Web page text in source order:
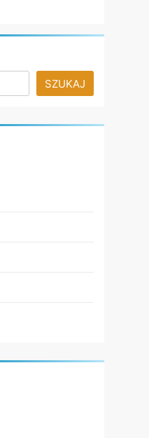
SZUKAJ